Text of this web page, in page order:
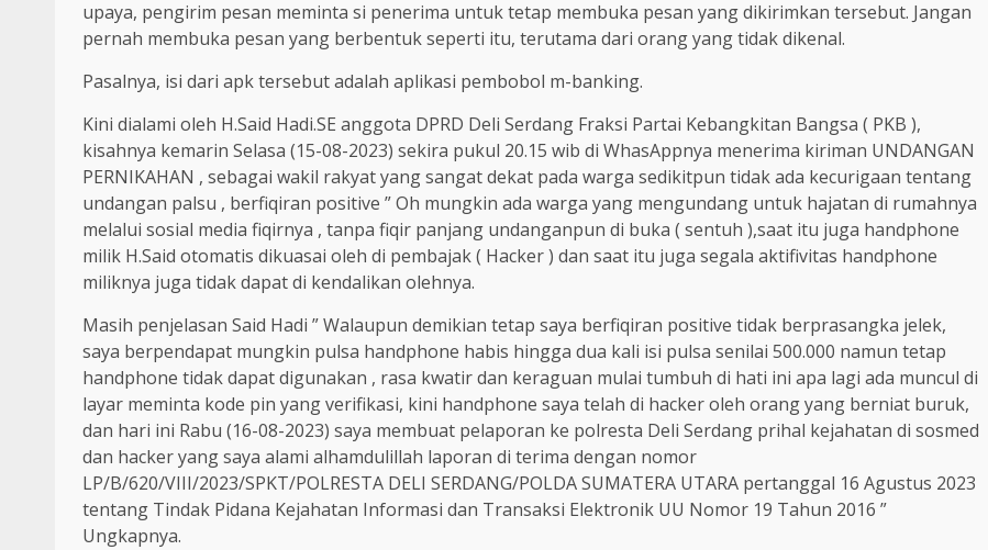
upaya, pengirim pesan meminta si penerima untuk tetap membuka pesan yang dikirimkan tersebut. Jangan
pernah membuka pesan yang berbentuk seperti itu, terutama dari orang yang tidak dikenal.
Pasalnya, isi dari apk tersebut adalah aplikasi pembobol m-banking.
Kini dialami oleh H.Said Hadi.SE anggota DPRD Deli Serdang Fraksi Partai Kebangkitan Bangsa ( PKB ),
kisahnya kemarin Selasa (15-08-2023) sekira pukul 20.15 wib di WhasAppnya menerima kiriman UNDANGAN
PERNIKAHAN , sebagai wakil rakyat yang sangat dekat pada warga sedikitpun tidak ada kecurigaan tentang
undangan palsu , berfiqiran positive ” Oh mungkin ada warga yang mengundang untuk hajatan di rumahnya
melalui sosial media fiqirnya , tanpa fiqir panjang undanganpun di buka ( sentuh ),saat itu juga handphone
milik H.Said otomatis dikuasai oleh di pembajak ( Hacker ) dan saat itu juga segala aktifivitas handphone
miliknya juga tidak dapat di kendalikan olehnya.
Masih penjelasan Said Hadi ” Walaupun demikian tetap saya berfiqiran positive tidak berprasangka jelek,
saya berpendapat mungkin pulsa handphone habis hingga dua kali isi pulsa senilai 500.000 namun tetap
handphone tidak dapat digunakan , rasa kwatir dan keraguan mulai tumbuh di hati ini apa lagi ada muncul di
layar meminta kode pin yang verifikasi, kini handphone saya telah di hacker oleh orang yang berniat buruk,
dan hari ini Rabu (16-08-2023) saya membuat pelaporan ke polresta Deli Serdang prihal kejahatan di sosmed
dan hacker yang saya alami alhamdulillah laporan di terima dengan nomor
LP/B/620/VIII/2023/SPKT/POLRESTA DELI SERDANG/POLDA SUMATERA UTARA pertanggal 16 Agustus 2023
tentang Tindak Pidana Kejahatan Informasi dan Transaksi Elektronik UU Nomor 19 Tahun 2016 ”
Ungkapnya.